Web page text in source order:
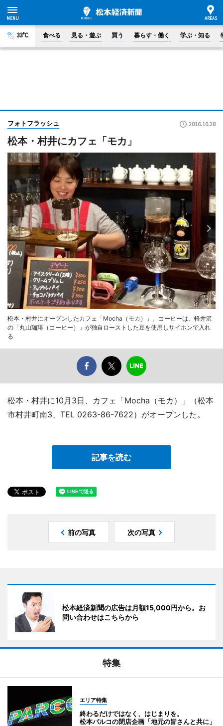
33°C 食べる 見る・遊ぶ 買う 暮らす・働く 学ぶ・知る
フォトフラッシュ 2016.10.28
松本・村井にカフェ「モカ」
松本・村井にオープンしたカフェ「Mocha（モカ）」。コーヒーは、軽井沢
の「丸山珈琲（コーヒー）」が独自ローストした豆を使用しサイホンで入れ
る
松本・村井に10月3日、カフェ「Mocha（モカ）」（松本
市村井町南3、TEL 0263-86-7622）がオープンした。
記事を読む
前の写真 次の写真
松本経済新聞の広告は月額15,000円から。お
問い合わせはこちらから
特集
エリア特集
終わるだけではなく、はじまりを。
松本パルコの閉店企画「地元の皆さんと共に」